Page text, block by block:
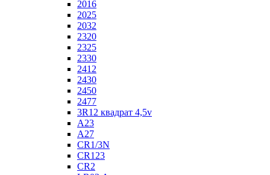
2016
2025
2032
2320
2325
2330
2412
2430
2450
2477
3R12 квадрат 4,5v
A23
A27
CR1/3N
CR123
CR2